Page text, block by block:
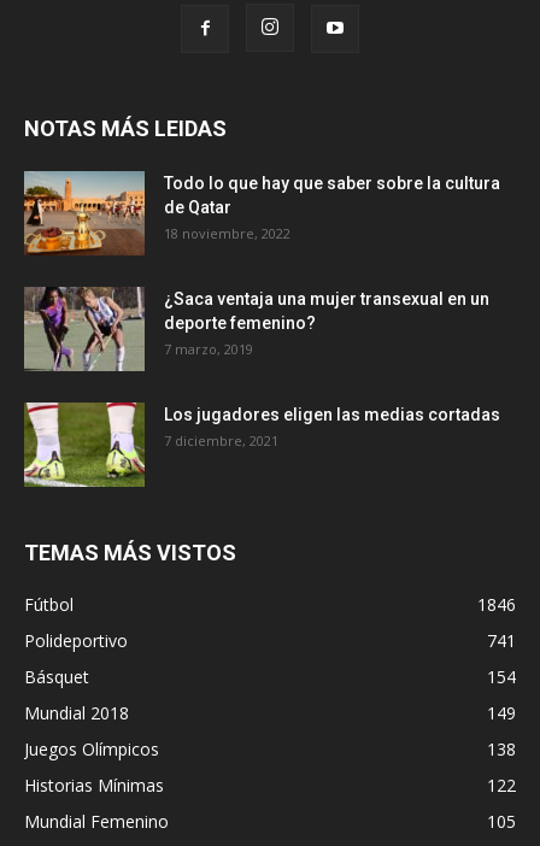
NOTAS MÁS LEIDAS
Todo lo que hay que saber sobre la cultura
de Qatar
18 noviembre, 2022
¿Saca ventaja una mujer transexual en un
deporte femenino?
7 marzo, 2019
Los jugadores eligen las medias cortadas
7 diciembre, 2021
TEMAS MÁS VISTOS
Fútbol
1846
Polideportivo
741
Básquet
154
Mundial 2018
149
Juegos Olímpicos
138
Historias Mínimas
122
Mundial Femenino
105